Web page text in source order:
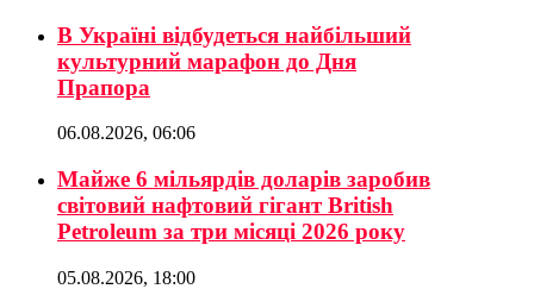
В Україні відбудеться найбільший
культурний марафон до Дня
Прапора
06.08.2026, 06:06
Майже 6 мільярдів доларів заробив
світовий нафтовий гігант British
Petroleum за три місяці 2026 року
05.08.2026, 18:00